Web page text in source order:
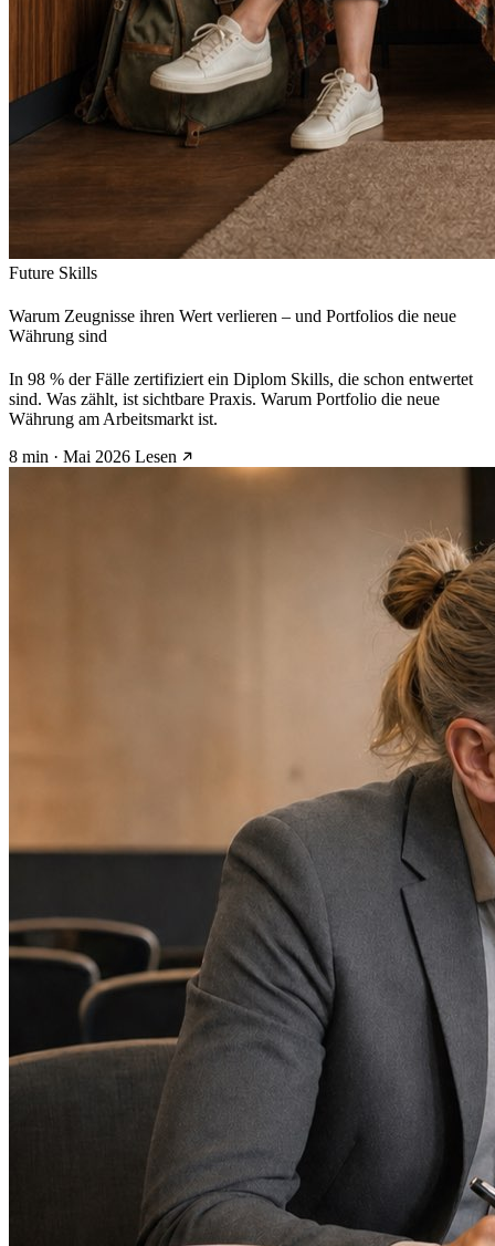
Future Skills
Warum Zeugnisse ihren Wert verlieren – und Portfolios die neue
Währung sind
In 98 % der Fälle zertifiziert ein Diplom Skills, die schon entwertet
sind. Was zählt, ist sichtbare Praxis. Warum Portfolio die neue
Währung am Arbeitsmarkt ist.
8 min · Mai 2026 Lesen